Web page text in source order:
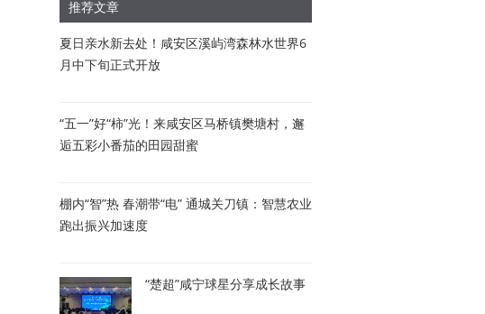
推荐文章
夏日亲水新去处！咸安区溪屿湾森林水世界6
月中下旬正式开放
“五一”好“柿”光！来咸安区马桥镇樊塘村，邂
逅五彩小番茄的田园甜蜜
棚内“智”热 春潮带“电” 通城关刀镇：智慧农业
跑出振兴加速度
“楚超”咸宁球星分享成长故事